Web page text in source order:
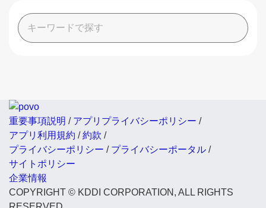
重要事項説明 / アプリプライバシーポリシー /
アプリ利用規約 /約款 /
プライバシーポリシー / プライバシーポータル /
サイトポリシー
企業情報
COPYRIGHT © KDDI CORPORATION, ALL RIGHTS